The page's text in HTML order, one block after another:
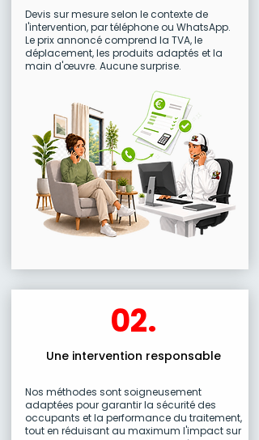
Devis sur mesure selon le contexte de
l'intervention, par téléphone ou WhatsApp.
Le prix annoncé comprend la TVA, le
déplacement, les produits adaptés et la
main d'œuvre. Aucune surprise.
02.
Une intervention responsable
Nos méthodes sont soigneusement
adaptées pour garantir la sécurité des
occupants et la performance du traitement,
tout en réduisant au maximum l'impact sur